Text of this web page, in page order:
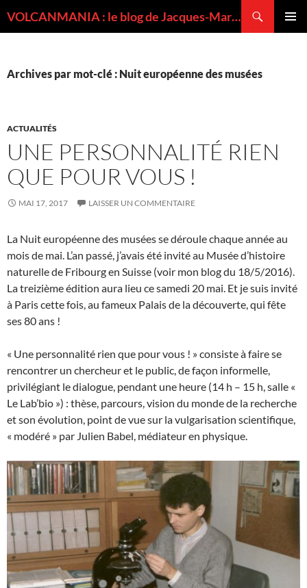
VOLCANMANIA : le blog de Jacques-Marie BARDINTZEFF, volcanologue
Archives par mot-clé : Nuit européenne des musées
ACTUALITÉS
UNE PERSONNALITÉ RIEN
QUE POUR VOUS !
MAI 17, 2017 LAISSER UN COMMENTAIRE
La Nuit européenne des musées se déroule chaque année au
mois de mai. L’an passé, j’avais été invité au Musée d’histoire
naturelle de Fribourg en Suisse (voir mon blog du 18/5/2016).
La treizième édition aura lieu ce samedi 20 mai. Et je suis invité
à Paris cette fois, au fameux Palais de la découverte, qui fête
ses 80 ans !
« Une personnalité rien que pour vous ! » consiste à faire se
rencontrer un chercheur et le public, de façon informelle,
privilégiant le dialogue, pendant une heure (14 h – 15 h, salle «
Le Lab’bio ») : thèse, parcours, vision du monde de la recherche
et son évolution, point de vue sur la vulgarisation scientifique,
« modéré » par Julien Babel, médiateur en physique.